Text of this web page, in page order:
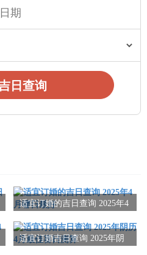
意，新人开启幸福甜蜜的新生
日查询
适宜订婚的吉日查询 2025年4
适宜订婚吉日查询 2025年阴